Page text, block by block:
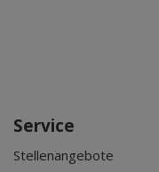
Service
Stellenangebote